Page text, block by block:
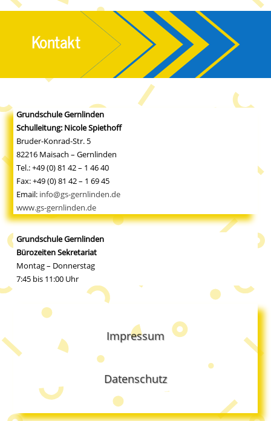
Kontakt
Grundschule Gernlinden
Schulleitung: Nicole Spiethoff
Bruder-Konrad-Str. 5
82216 Maisach – Gernlinden
Tel.: +49 (0) 81 42 – 1 46 40
Fax: +49 (0) 81 42 – 1 69 45
Email: info@gs-gernlinden.de
www.gs-gernlinden.de
Grundschule Gernlinden
Bürozeiten Sekretariat
Montag – Donnerstag
7:45 bis 11:00 Uhr
Impressum
Datenschutz